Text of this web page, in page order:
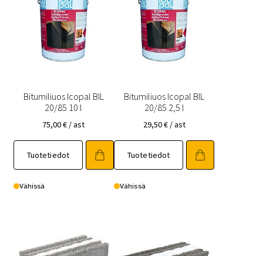
Bitumiliuos Icopal BIL
20/85 10 l
75,00€ / ast
Tuotetiedot
Vähissä
Bitumiliuos Icopal BIL
20/85 2,5 l
29,50€ / ast
Tuotetiedot
Vähissä